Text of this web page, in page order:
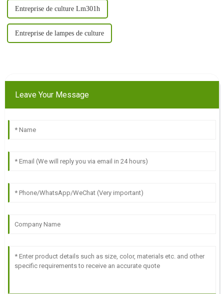
Entreprise de culture Lm301h
Entreprise de lampes de culture
Leave Your Message